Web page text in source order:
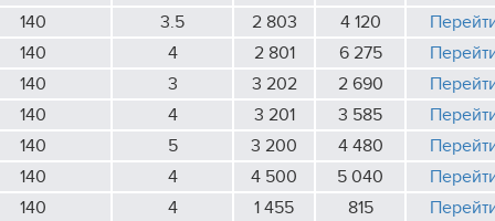
140
3.5 2 803 4 120
140
4 2 801 6 275
140
3 3 202 2 690
140
4 3 201 3 585
140
5 3 200 4 480
140
4 4 500 5 040
140
4 1 455 815